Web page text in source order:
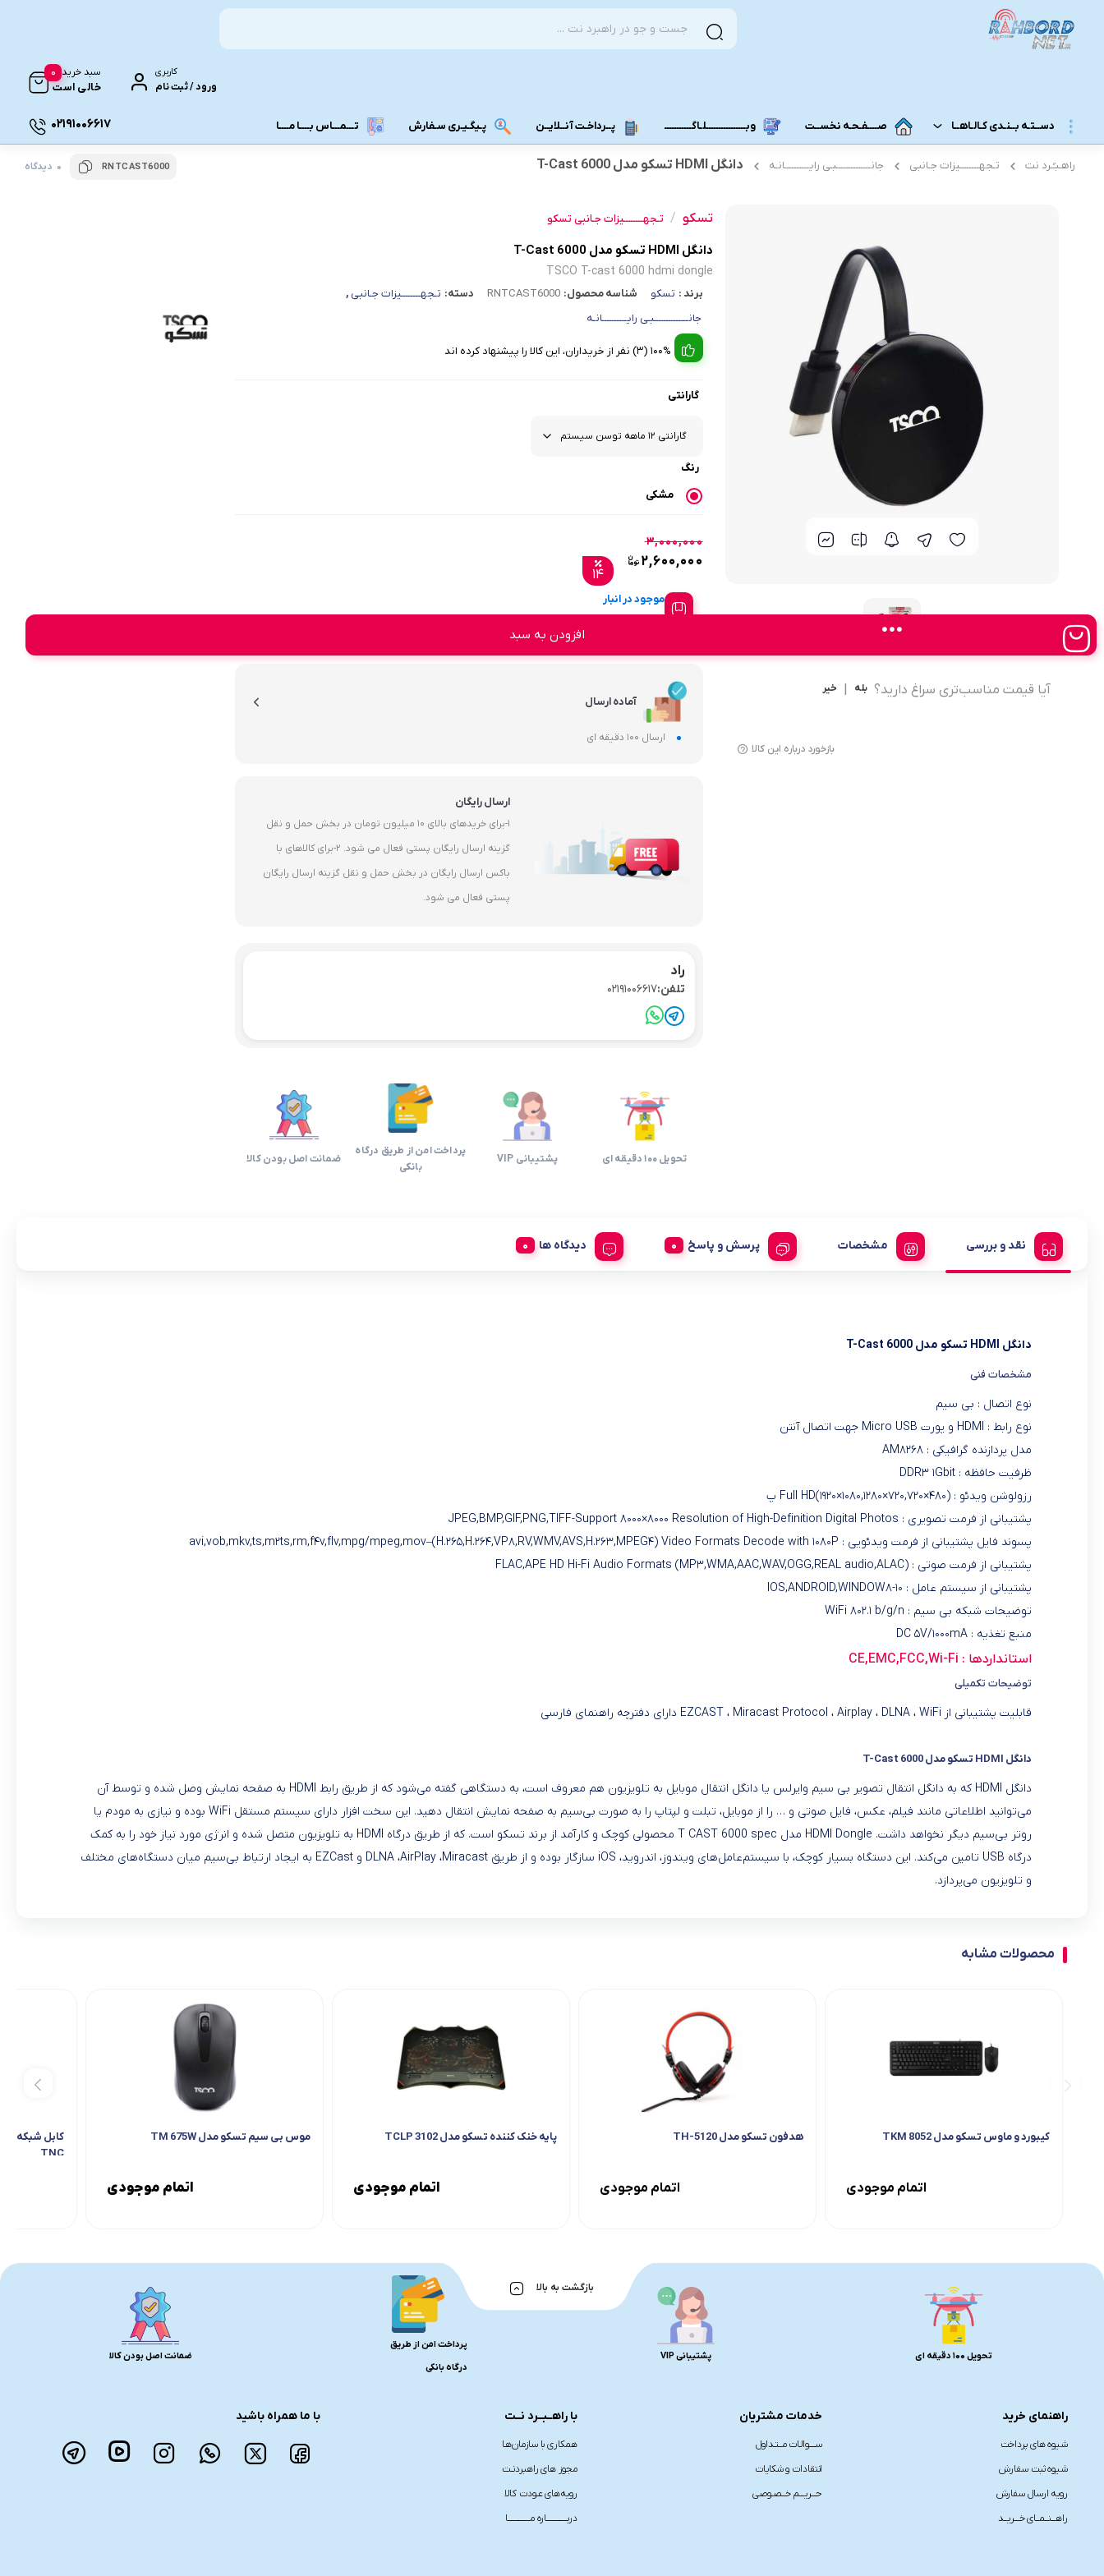
کاربری
ورود / ثبت نام
سبد خرید
خالی است
0
دســتـه بــنـدی کـالـاهــا
مــودم 3G/4G/5G/TD-LTE
مودم 3G رومیزی
مـــودم هـــــمـراه
مودم 5G همراه
مودم 4G همراه
مودم 3G همراه
مـــــــــــودم USB
مـــــــحـصــولات رایـــــــتـــــــل
محصولات اپراتورهای همراه
تــــــــجـــهــــیـزات جــــــانـبـی
انــــــــــــدرویــد بـــــــــاکــــس
جــــــــــــــعـــــــبـه بــــــــــــــــاز
صــــفـحـه نخســت وبــــــــــــــــلـاگـــــــــــ پــرداخـت آنــلایــن پـیگـیـری سـفارش تـــمـــاس بــــا مــــا 02191006617
راهـبـُـرد نت تـجهــــــــیزات جـانبی جانــــــــــــــبـی رایــــــــــانـه دانگل HDMI تسکو مدل T-Cast 6000 RNTCAST6000 0 دیدگاه
آیا قیمت مناسب‌تری سراغ دارید؟ بله خیر
بازخورد درباره این کالا
تسکو / تـجهــــــــیزات جـانبی تسکو
دانگل HDMI تسکو مدل T-Cast 6000
TSCO T-cast 6000 hdmi dongle
برند : تسکو شناسه محصول: RNTCAST6000 دسته: تـجهــــــــیزات جـانبی ,
جانــــــــــــــبـی رایــــــــــانـه
100% (3) نفر از خریداران، این کالا را پیشنهاد کرده اند
گارانتی
رنگ
مشکی
۳,۰۰۰,۰۰۰
۲,۶۰۰,۰۰۰
۱۴
موجود در انبار
افزودن به سبد
آماده ارسال
ارسال 100 دقیقه ای
ارسال رایگان
1-برای خریدهای بالای 10 میلیون تومان در بخش حمل و نقل
گزینه ارسال رایگان پستی فعال می شود. 2-برای کالاهای با
باکس ارسال رایگان در بخش حمل و نقل گزینه ارسال رایگان
پستی فعال می شود.
راد
تلفن:02191006617
تحویل 100 دقیقه ای پشتیبانی VIP
پرداخت امن از طریق درگاه
بانکی
ضمانت اصل بودن کالا
نقد و بررسی مشخصات پرسش و پاسخ دیدگاه ها
دانگل HDMI تسکو مدل T-Cast 6000
مشخصات فنی
نوع اتصال : بی سیم
نوع رابط : HDMI و پورت Micro USB جهت اتصال آنتن
مدل پردازنده گرافیکی : AM۸۲۶۸
ظرفیت حافظه : DDR۳ ۱Gbit
رزولوشن ویدئو : Full HD(۱۹۲۰×۱۰۸۰,۱۲۸۰×۷۲۰,۷۲۰×۴۸۰) پ
پشتیبانی از فرمت تصویری : JPEG,BMP,GIF,PNG,TIFF-Support ۸۰۰۰×۸۰۰۰ Resolution of High-Definition Digital Photos
پسوند فایل پشتیبانی از فرمت ویدئویی : avi,vob,mkv,ts,m۲ts,rm,f۴v,flv,mpg/mpeg,mov–(H.۲۶۵,H.۲۶۴,VP۸,RV,WMV,AVS,H.۲۶۳,MPEG۴) Video Formats Decode with ۱۰۸۰P
پشتیبانی از فرمت صوتی : (MP۳,WMA,AAC,WAV,OGG,REAL audio,ALAC) FLAC,APE HD Hi-Fi Audio Formats
پشتیبانی از سیستم عامل : IOS,ANDROID,WINDOW۸-۱۰
توضیحات شبکه بی سیم : WiFi ۸۰۲.۱ b/g/n
منبع تغذیه : DC ۵V/۱۰۰۰mA
استانداردها : CE,EMC,FCC,Wi-Fi
توضیحات تکمیلی
قابلیت پشتیبانی از EZCAST ، Miracast Protocol ، Airplay ، DLNA ، WiFi دارای دفترچه راهنمای فارسی
دانگل HDMI تسکو مدل T-Cast 6000
دانگل HDMI که به دانگل انتقال تصویر بی سیم وایرلس یا دانگل انتقال موبایل به تلویزیون هم معروف است، به دستگاهی گفته می‌شود که از طریق رابط HDMI به صفحه نمایش وصل شده و توسط آن
می‌توانید اطلاعاتی مانند فیلم، عکس، فایل صوتی و … را از موبایل، تبلت و لپتاپ را به صورت بی‌سیم به صفحه نمایش انتقال دهید. این سخت افزار دارای سیستم مستقل WiFi بوده و نیازی به مودم یا
روتر بی‌سیم دیگر نخواهد داشت. HDMI Dongle مدل T CAST 6000 spec محصولی کوچک و کارآمد از برند تسکو است. که از طریق درگاه HDMI به تلویزیون متصل شده و انرژی مورد نیاز خود را به کمک
درگاه USB تامین می‌کند. این دستگاه بسیار کوچک، با سیستم‌عامل‌های ویندوز، اندروید، iOS سازگار بوده و از طریق DLNA ،AirPlay ،Miracast و EZCast به ایجاد ارتباط بی‌سیم میان دستگاه‌های مختلف
و تلویزیون می‌پردازد.
محصولات مشابه
کیبورد و ماوس تسکو مدل TKM 8052
اتمام موجودی
هدفون تسکو مدل TH-5120
اتمام موجودی
پایه خنک کننده تسکو مدل TCLP 3102
اتمام موجودی
موس بی سیم تسکو مدل TM 675W
اتمام موجودی
TNC
بازگشت به بالا
تحویل 100 دقیقه ای پشتیبانی VIP
پرداخت امن از طریق
درگاه بانکی
ضمانت اصل بودن کالا
راهنمای خرید
شیوه های پرداخت
شیوه ثبت سفارش
رویه ارسال سفارش
راهـــنــمــای خـــریــد
خدمات مشتریان
ســــوالـات مــتـداول
انتقادات و شکایات
حـــریـــم خــصـوصی
با راهــبــرد نــت
همکاری با سازمان‌هـا
مجوز های راهبردنـت
رویه‌های عـودت کالا
دربـــــــــــــاره مــــــــــــــا
با ما همراه باشید